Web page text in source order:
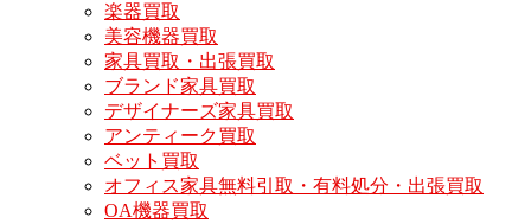
楽器買取
美容機器買取
家具買取・出張買取
ブランド家具買取
デザイナーズ家具買取
アンティーク買取
ベット買取
オフィス家具無料引取・有料処分・出張買取
OA機器買取